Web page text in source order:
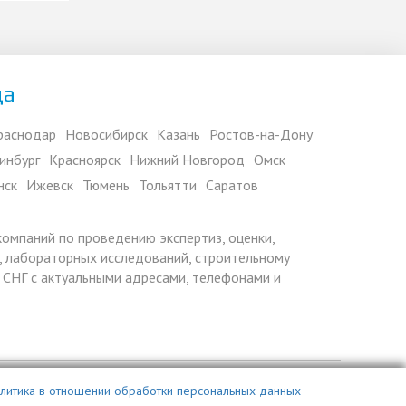
Новосибирск Казань Ростов-на-Дону
Красноярск Нижний Новгород Омск
Ижевск Тюмень Тольятти Саратов
по проведению экспертиз, оценки,
исследований, строительному
с актуальными адресами, телефонами и
в отношении обработки персональных данных